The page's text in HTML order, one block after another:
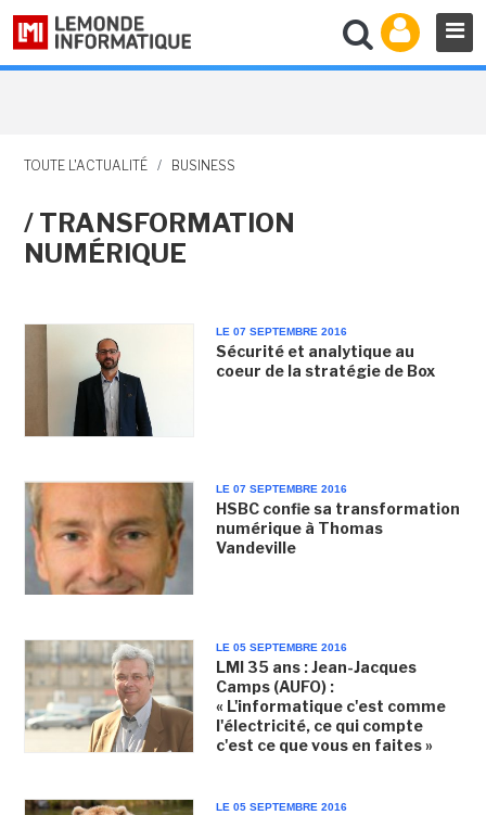
TOUTE L'ACTUALITÉ / BUSINESS
/ TRANSFORMATION
NUMÉRIQUE
LE 07 SEPTEMBRE 2016
Sécurité et analytique au
coeur de la stratégie de Box
LE 07 SEPTEMBRE 2016
HSBC confie sa transformation
numérique à Thomas
Vandeville
LE 05 SEPTEMBRE 2016
LMI 35 ans : Jean-Jacques
Camps (AUFO) :
« L'informatique c'est comme
l'électricité, ce qui compte
c'est ce que vous en faites »
LE 05 SEPTEMBRE 2016